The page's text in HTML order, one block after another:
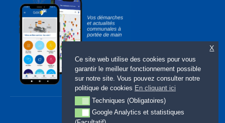
Ce site web utilise des cookies pour vous
garantir le meilleur fonctionnement possible
sur notre site. Vous pouvez consulter notre
politique de cookies En cliquant ici
Techniques (Obligatoires)
Techniques (Obligatoires)
Google Analytics et statistiques (Facultatif)
Google Analytics et statistiques
X